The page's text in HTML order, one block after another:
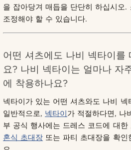
을 잡아당겨 매듭을 단단히 하십시오.
조정해야 할 수 있습니다.
어떤 셔츠에도 나비 넥타이를
요? 나비 넥타이는 얼마나 자
에 착용하나요?
넥타이가 있는 어떤 셔츠와도 나비
일반적으로, 넥타이가 적절하다면, 나
부 공식 행사에는 드레스 코드에 대한
혼식 초대장 또는 파티 초대장을 확인